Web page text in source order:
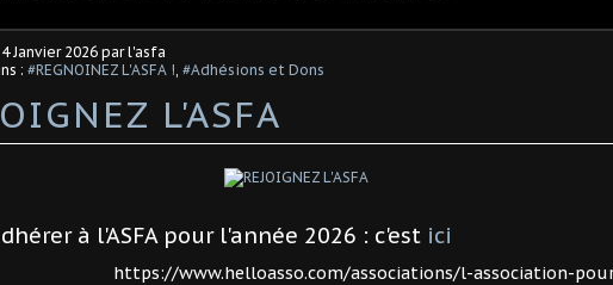
4 Janvier 2026 par l'asfa
: #REGNOINEZ L'ASFA ! #Adhésions et Dons
L'ASFA
à l'ASFA pour l'année 2026 : c'est ici
https://www.helloasso.com/associations/l-association-